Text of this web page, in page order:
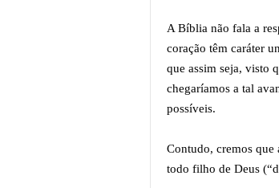
A Bíblia não fala a
coração têm caráter
que assim seja, visto
chegaríamos a tal
possíveis.
Contudo, cremos que
todo filho de Deus